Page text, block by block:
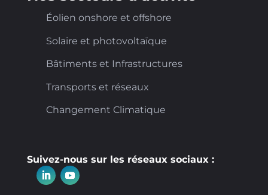
Éolien onshore et offshore
Solaire et photovoltaïque
Bâtiments et Infrastructures
Transports et réseaux
Changement Climatique
Suivez-nous sur les réseaux sociaux :